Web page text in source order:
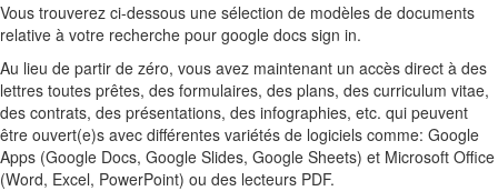
Vous trouverez ci-dessous une sélection de modèles de documents
relative à votre recherche pour google docs sign in.
Au lieu de partir de zéro, vous avez maintenant un accès direct à des
lettres toutes prêtes, des formulaires, des plans, des curriculum vitae,
des contrats, des présentations, des infographies, etc. qui peuvent
être ouvert(e)s avec différentes variétés de logiciels comme: Google
Apps (Google Docs, Google Slides, Google Sheets) et Microsoft Office
(Word, Excel, PowerPoint) ou des lecteurs PDF.